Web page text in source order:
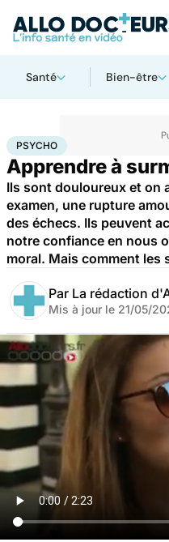
Santé Bien-être
AccueilBien-être
PSYCHO
Apprendre à
Ils sont douloureux et on
examen, une rupture
des échecs. Ils peuvent
notre confiance en nous
moral. Mais comment les
Par La rédaction
Mis à jour le 21/05/